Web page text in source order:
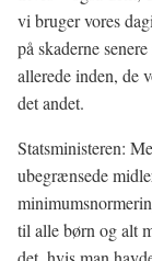
vi bruger vores
på skaderne
allerede inden, de
det andet.
Statsministeren:
ubegrænsede
til alle børn og alt